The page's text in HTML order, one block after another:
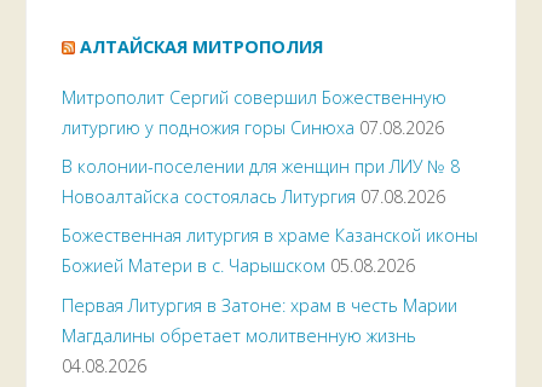
АЛТАЙСКАЯ МИТРОПОЛИЯ
Митрополит Сергий совершил Божественную
литургию у подножия горы Синюха 07.08.2026
В колонии-поселении для женщин при ЛИУ № 8
Новоалтайска состоялась Литургия 07.08.2026
Божественная литургия в храме Казанской иконы
Божией Матери в с. Чарышском 05.08.2026
Первая Литургия в Затоне: храм в честь Марии
Магдалины обретает молитвенную жизнь
04.08.2026